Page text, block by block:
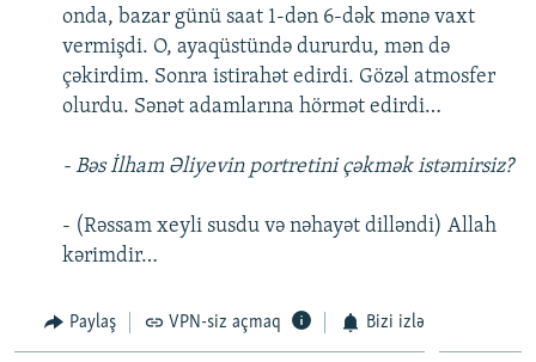
onda, bazar günü saat 1-dən 6-dək mənə vaxt
vermişdi. O, ayaqüstündə dururdu, mən də
çəkirdim. Sonra istirahət edirdi. Gözəl atmosfer
olurdu. Sənət adamlarına hörmət edirdi…
- Bəs İlham Əliyevin portretini çəkmək istəmirsiz?
- (Rəssam xeyli susdu və nəhayət dilləndi) Allah
kərimdir…
Paylaş VPN-siz açmaq Bizi izlə